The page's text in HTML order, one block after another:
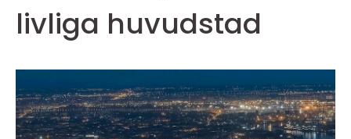
livliga huvudstad